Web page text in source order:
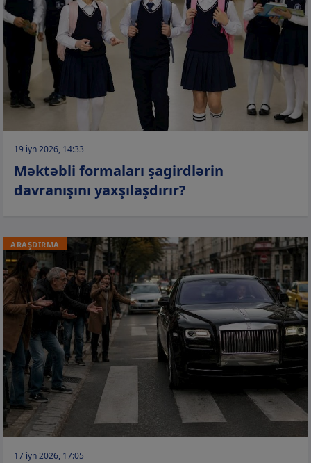
19 iyn 2026, 14:33
Məktəbli formaları şagirdlərin
davranışını yaxşılaşdırır?
ARAŞDIRMA
17 iyn 2026, 17:05